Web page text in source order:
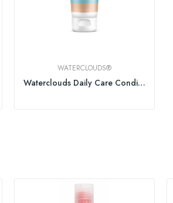
WATERCLOUDS®
Waterclouds Daily Care Conditioner